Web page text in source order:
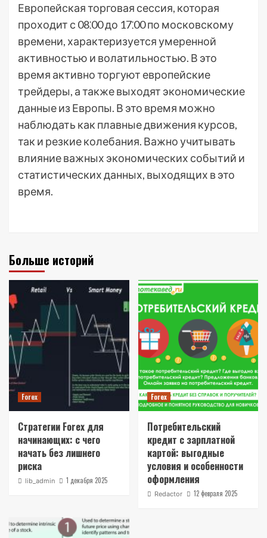
Европейская торговая сессия, которая
проходит с 08⁚00 до 17⁚00 по московскому
времени, характеризуется умеренной
активностью и волатильностью. В это
время активно торгуют европейские
трейдеры, а также выходят экономические
данные из Европы. В это время можно
наблюдать как плавные движения курсов,
так и резкие колебания. Важно учитывать
влияние важных экономических событий и
статистических данных, выходящих в это
время.
Больше историй
Forex
Стратегии Forex для
начинающих: с чего
начать без лишнего
риска
lib_admin 1 декабря 2025
Forex
Потребительский
кредит с зарплатной
картой: выгодные
условия и особенности
оформления
Redactor 12 февраля 2025